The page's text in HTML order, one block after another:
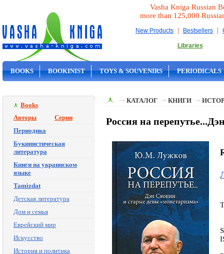
Vasha Kniga Russian
more than 125,000
New Products | Bestsellers |
Libraries
BOOKS BOOKINIST TOYS & SOUVENIRS PERIODICALS
Books
Авторы
Серии
Периодика
Букинистическая
литература
Книги на украинском
языке
Tamizdat
Детская литература
Дом и семья
Еврейский мир
Искусство
История и политика
КАТАЛОГ КНИГИ
Россия на